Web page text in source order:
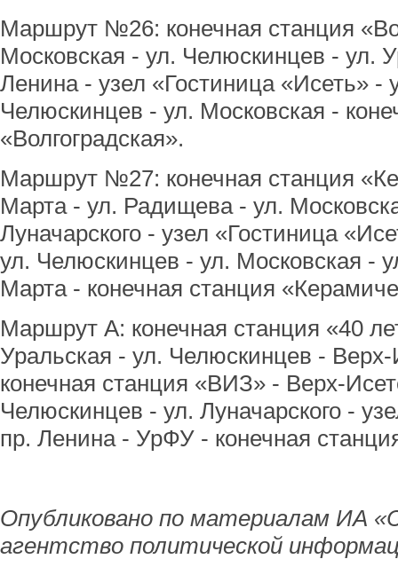
Маршрут №26: конечная станция
Московская - ул. Челюскинцев - ул.
Ленина - узел «Гостиница «Исеть» -
Челюскинцев - ул. Московская -
«Волгоградская».
Маршрут №27: конечная станция
Марта - ул. Радищева - ул.
Луначарского - узел «Гостиница
ул. Челюскинцев - ул. Московская -
Марта - конечная станция
Маршрут А: конечная станция «40
Уральская - ул. Челюскинцев - Верх-
конечная станция «ВИЗ» - Верх-
Челюскинцев - ул. Луначарского -
пр. Ленина - УрФУ - конечная
Опубликовано по материалам ИА
агентство политической